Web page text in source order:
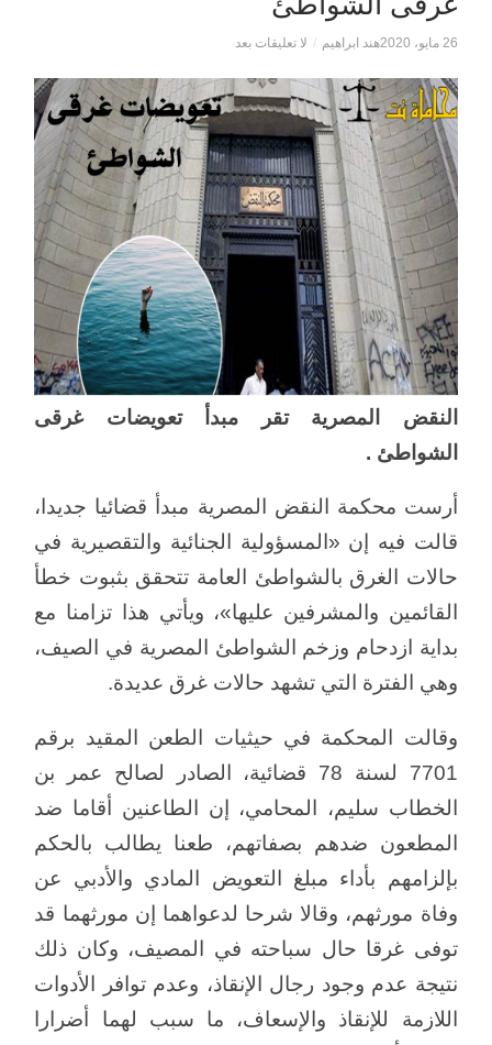
26 مايو، 2020 هند ابراهيم / لا تعليقات بعد
النقض المصرية تقر مبدأ تعويضات غرقى
الشواطئ .
أرست محكمة النقض المصرية مبدأ قضائيا جديدا،
قالت فيه إن «المسؤولية الجنائية والتقصيرية في
حالات الغرق بالشواطئ العامة تتحقق بثبوت خطأ
القائمين والمشرفين عليها»، ويأتي هذا تزامنا مع
بداية ازدحام وزخم الشواطئ المصرية في الصيف،
وهي الفترة التي تشهد حالات غرق عديدة.
وقالت المحكمة في حيثيات الطعن المقيد برقم
7701 لسنة 78 قضائية، الصادر لصالح عمر بن
الخطاب سليم، المحامي، إن الطاعنين أقاما ضد
المطعون ضدهم بصفاتهم، طعنا يطالب بالحكم
بإلزامهم بأداء مبلغ التعويض المادي والأدبي عن
وفاة مورثهم، وقالا شرحا لدعواهما إن مورثهما قد
توفى غرقا حال سباحته في المصيف، وكان ذلك
نتيجة عدم وجود رجال الإنقاذ، وعدم توافر الأدوات
اللازمة للإنقاذ والإسعاف، ما سبب لهما أضرارا